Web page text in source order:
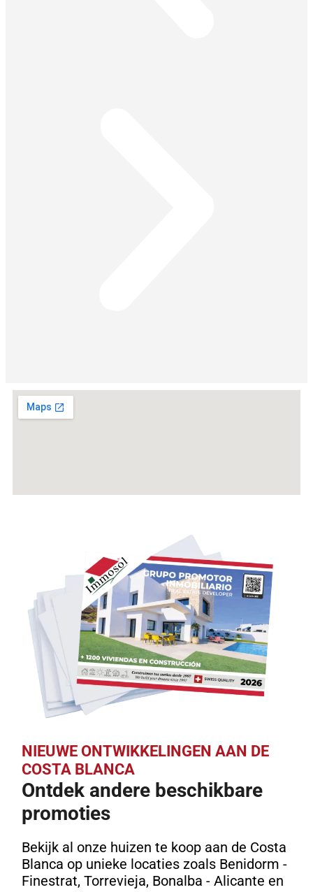
NIEUWE ONTWIKKELINGEN AAN DE
COSTA BLANCA
Ontdek andere beschikbare
promoties
Bekijk al onze huizen te koop aan de Costa
Blanca op unieke locaties zoals Benidorm -
Finestrat, Torrevieja, Bonalba - Alicante en